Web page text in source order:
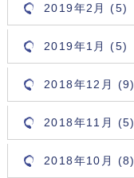
2019年2月 (5)
2019年1月 (5)
2018年12月 (9)
2018年11月 (5)
2018年10月 (8)